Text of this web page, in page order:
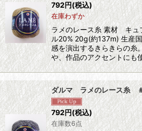
792円(税込)
在庫わずか
ラメのレース糸 素材 キ
ル20% 20g(約137m) 生産
感を演出するきらきらの糸
や、作品のアクセントにも
ダルマ ラメのレース糸
792円(税込)
在庫数6点